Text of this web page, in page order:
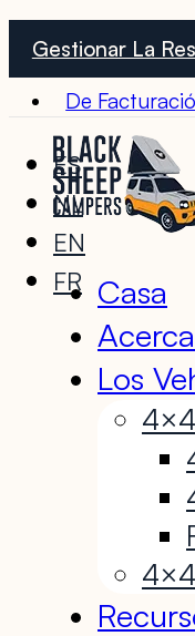
Gestionar La
De
ES
NL
EN
FR Casa
Los